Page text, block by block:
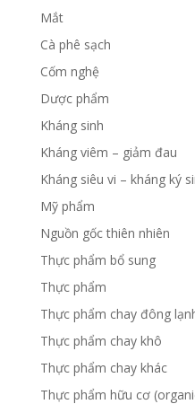
Mắt
Cà phê sạch
Cốm nghệ
Dược phẩm
Kháng sinh
Kháng viêm – giảm đau
Kháng siêu vi – kháng ký
Mỹ phẩm
Nguồn gốc thiên nhiên
Thực phẩm bổ sung
Thực phẩm
Thực phẩm chay đông
Thực phẩm chay khô
Thực phẩm chay khác
Thực phẩm hữu cơ